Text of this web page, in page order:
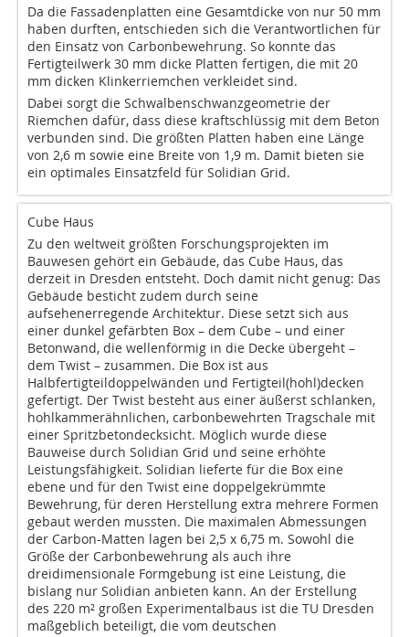
Da die Fassadenplatten eine Gesamtdicke von nur 50 mm
haben durften, entschieden sich die Verantwortlichen für
den Einsatz von Carbonbewehrung. So konnte das
Fertigteilwerk 30 mm dicke Platten fertigen, die mit 20
mm dicken Klinkerriemchen verkleidet sind.
Dabei sorgt die Schwalbenschwanzgeometrie der
Riemchen dafür, dass diese kraftschlüssig mit dem Beton
verbunden sind. Die größten Platten haben eine Länge
von 2,6 m sowie eine Breite von 1,9 m. Damit bieten sie
ein optimales Einsatzfeld für Solidian Grid.
Cube Haus
Zu den weltweit größten Forschungsprojekten im
Bauwesen gehört ein Gebäude, das Cube Haus, das
derzeit in Dresden entsteht. Doch damit nicht genug: Das
Gebäude besticht zudem durch seine
aufsehenerregende Architektur. Diese setzt sich aus
einer dunkel gefärbten Box – dem Cube – und einer
Betonwand, die wellenförmig in die Decke übergeht –
dem Twist – zusammen. Die Box ist aus
Halbfertigteildoppelwänden und Fertigteil(hohl)decken
gefertigt. Der Twist besteht aus einer äußerst schlanken,
hohlkammerähnlichen, carbonbewehrten Tragschale mit
einer Spritzbetondecksicht. Möglich wurde diese
Bauweise durch Solidian Grid und seine erhöhte
Leistungsfähigkeit. Solidian lieferte für die Box eine
ebene und für den Twist eine doppelgekrümmte
Bewehrung, für deren Herstellung extra mehrere Formen
gebaut werden mussten. Die maximalen Abmessungen
der Carbon-Matten lagen bei 2,5 x 6,75 m. Sowohl die
Größe der Carbonbewehrung als auch ihre
dreidimensionale Formgebung ist eine Leistung, die
bislang nur Solidian anbieten kann. An der Erstellung
des 220 m² großen Experimentalbaus ist die TU Dresden
maßgeblich beteiligt, die vom deutschen